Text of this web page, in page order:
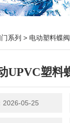
系列 > 电动塑料蝶阀
UPVC塑料
2026-05-25